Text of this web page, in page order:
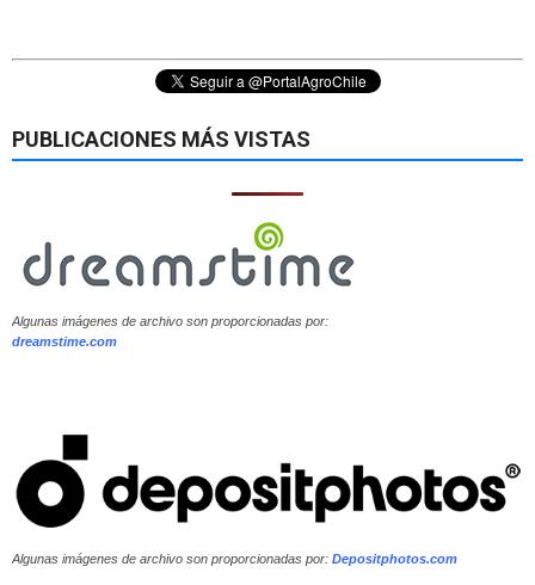
PUBLICACIONES MÁS VISTAS
Algunas imágenes de archivo son proporcionadas por:
dreamstime.com
Algunas imágenes de archivo son proporcionadas por: Depositphotos.com